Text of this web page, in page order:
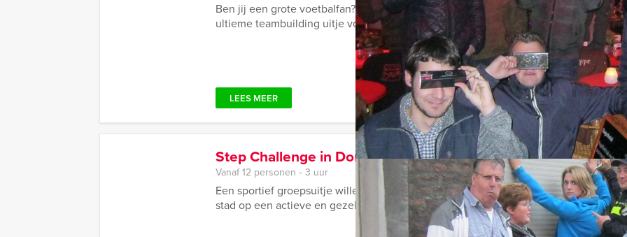
Ben jij een grote voetbalfan? Dan is de De Grote Voetbalquiz van Dordt Events iets
ultieme teambuilding uitje voor de echte ...
LEES MEER
Step Challenge in Dordrecht
Vanaf 12 personen ‐ 3 uur
Een sportief groepsuitje willen organiseren in Dordrecht? Met de Step Challenge
stad op een actieve en gezellige manier verkennen. ...